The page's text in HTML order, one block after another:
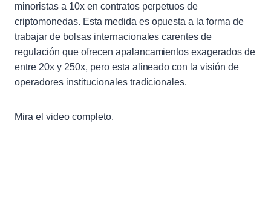
minoristas a 10x en contratos perpetuos de
criptomonedas. Esta medida es opuesta a la forma de
trabajar de bolsas internacionales carentes de
regulación que ofrecen apalancamientos exagerados de
entre 20x y 250x, pero esta alineado con la visión de
operadores institucionales tradicionales.
Mira el video completo.